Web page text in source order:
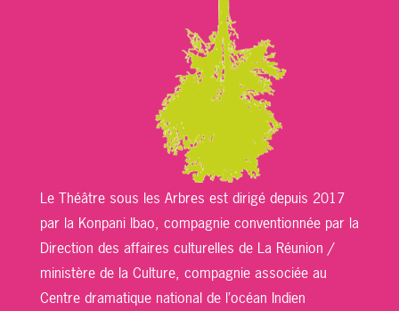
Le Théâtre sous les Arbres est dirigé depuis 2017
par la Konpani Ibao, compagnie conventionnée par la
Direction des affaires culturelles de La Réunion /
ministère de la Culture, compagnie associée au
Centre dramatique national de l’océan Indien